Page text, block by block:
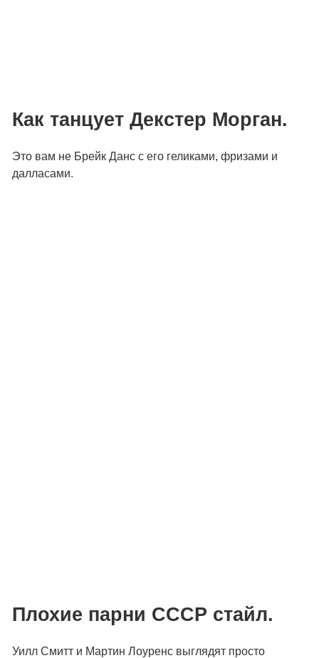
Как танцует Декстер Морган.
Это вам не Брейк Данс с его геликами, фризами и
далласами.
Плохие парни СССР стайл.
Уилл Смитт и Мартин Лоуренс выглядят просто